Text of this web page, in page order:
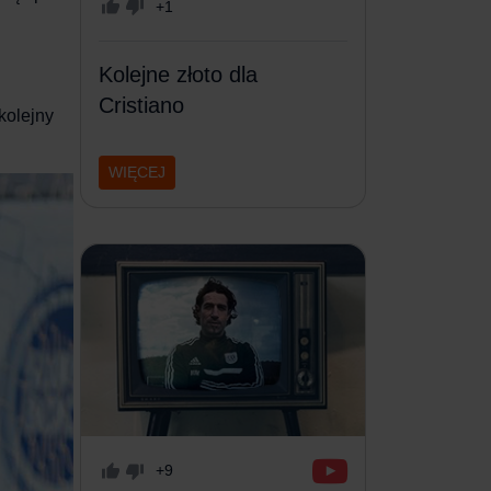
+1
Kolejne złoto dla
Cristiano
WIĘCEJ
+9